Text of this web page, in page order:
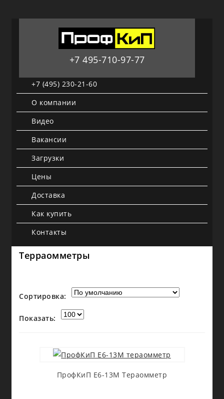
+7 495-710-97-77
+7 (495) 230-21-60
О компании
Видео
Вакансии
Загрузки
Цены
Доставка
Как купить
Контакты
Терраомметры
Сортировка:
Показать:
ПрофКиП Е6-13М Тераомметр